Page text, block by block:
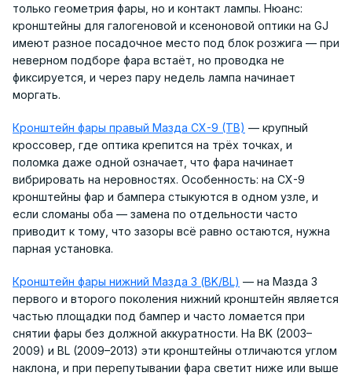
только геометрия фары, но и контакт лампы. Нюанс:
кронштейны для галогеновой и ксеноновой оптики на GJ
имеют разное посадочное место под блок розжига — при
неверном подборе фара встаёт, но проводка не
фиксируется, и через пару недель лампа начинает
моргать.
Кронштейн фары правый Мазда CX-9 (TB) — крупный
кроссовер, где оптика крепится на трёх точках, и
поломка даже одной означает, что фара начинает
вибрировать на неровностях. Особенность: на CX-9
кронштейны фар и бампера стыкуются в одном узле, и
если сломаны оба — замена по отдельности часто
приводит к тому, что зазоры всё равно остаются, нужна
парная установка.
Кронштейн фары нижний Мазда 3 (BK/BL) — на Мазда 3
первого и второго поколения нижний кронштейн является
частью площадки под бампер и часто ломается при
снятии фары без должной аккуратности. На BK (2003–
2009) и BL (2009–2013) эти кронштейны отличаются углом
наклона, и при перепутывании фара светит ниже или выше